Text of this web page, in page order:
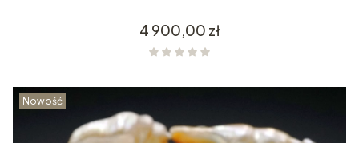
Cena
4 900,00 zł
Nowość